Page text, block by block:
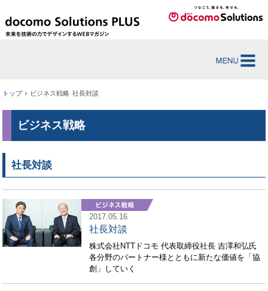
トップ ビジネス戦略 社長対談
ビジネス戦略
社長対談
2017.05.16
社長対談
株式会社NTTドコモ 代表取締役社長 吉澤和弘氏
各分野のパートナー様とともに新たな価値を「協
創」していく